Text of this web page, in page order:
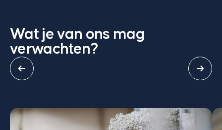
Wat je van ons mag
verwachten?